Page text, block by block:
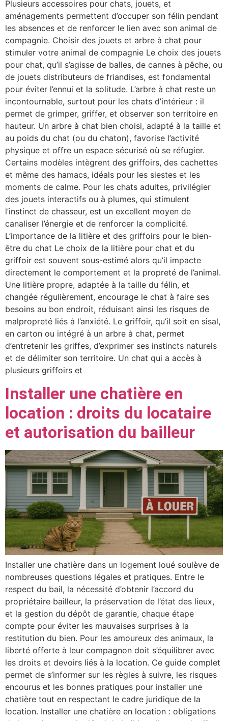
Plusieurs accessoires pour chats, jouets, et
aménagements permettent d’occuper son félin pendant
les absences et de renforcer le lien avec son animal de
compagnie. Choisir des jouets et arbre à chat pour
stimuler votre animal de compagnie Le choix des jouets
pour chat, qu’il s’agisse de balles, de cannes à pêche, ou
de jouets distributeurs de friandises, est fondamental
pour éviter l’ennui et la solitude. L’arbre à chat reste un
incontournable, surtout pour les chats d’intérieur : il
permet de grimper, griffer, et observer son territoire en
hauteur. Un arbre à chat bien choisi, adapté à la taille et
au poids du chat (ou du chaton), favorise l’activité
physique et offre un espace sécurisé où se réfugier.
Certains modèles intègrent des griffoirs, des cachettes
et même des hamacs, idéals pour les siestes et les
moments de calme. Pour les chats adultes, privilégier
des jouets interactifs ou à plumes, qui stimulent
l’instinct de chasseur, est un excellent moyen de
canaliser l’énergie et de renforcer la complicité.
L’importance de la litière et des griffoirs pour le bien-
être du chat Le choix de la litière pour chat et du
griffoir est souvent sous-estimé alors qu’il impacte
directement le comportement et la propreté de l’animal.
Une litière propre, adaptée à la taille du félin, et
changée régulièrement, encourage le chat à faire ses
besoins au bon endroit, réduisant ainsi les risques de
malpropreté liés à l’anxiété. Le griffoir, qu’il soit en sisal,
en carton ou intégré à un arbre à chat, permet
d’entretenir les griffes, d’exprimer ses instincts naturels
et de délimiter son territoire. Un chat qui a accès à
plusieurs griffoirs et
Installer une chatière en
location : droits du locataire
et autorisation du bailleur
Installer une chatière dans un logement loué soulève de
nombreuses questions légales et pratiques. Entre le
respect du bail, la nécessité d’obtenir l’accord du
propriétaire bailleur, la préservation de l’état des lieux,
et la gestion du dépôt de garantie, chaque étape
compte pour éviter les mauvaises surprises à la
restitution du bien. Pour les amoureux des animaux, la
liberté offerte à leur compagnon doit s’équilibrer avec
les droits et devoirs liés à la location. Ce guide complet
permet de s’informer sur les règles à suivre, les risques
encourus et les bonnes pratiques pour installer une
chatière tout en respectant le cadre juridique de la
location. Installer une chatière en location : obligations